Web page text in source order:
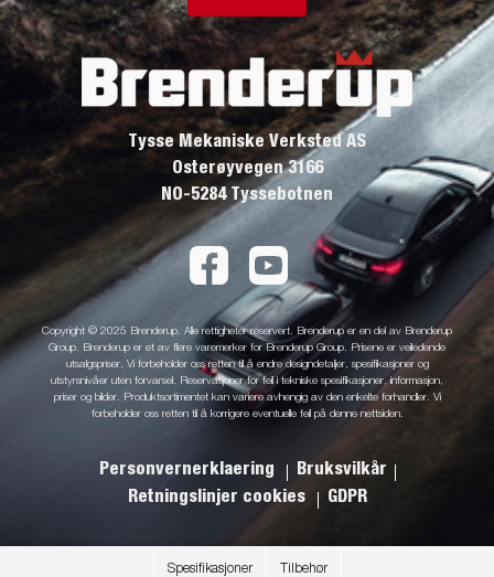
Spesifikasjoner Tilbehør
Tysse Mekaniske Verksted AS
Osterøyvegen 3166
NO-5284 Tyssebotnen
Copyright © 2025 Brenderup. Alle rettigheter reservert. Brenderup er en del av Brenderup
Group. Brenderup er et av flere varemerker for Brenderup Group. Prisene er veiledende
utsalgspriser. Vi forbeholder oss retten til å endre designdetaljer, spesifikasjoner og
utstyrsnivåer uten forvarsel. Reservasjoner for feil i tekniske spesifikasjoner, informasjon,
priser og bilder. Produktsortimentet kan variere avhengig av den enkelte forhandler. Vi
forbeholder oss retten til å korrigere eventuelle feil på denne nettsiden.
Personvernerklaering
Bruksvilkår
Retningslinjer cookies
GDPR